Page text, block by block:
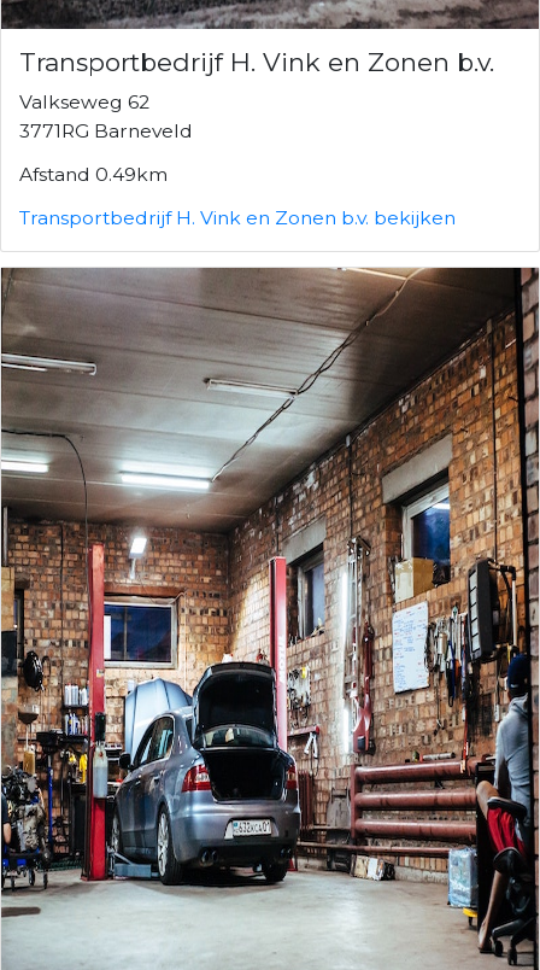
Transportbedrijf H. Vink en Zonen b.v.
Valkseweg 62
3771RG Barneveld
Afstand 0.49km
Transportbedrijf H. Vink en Zonen b.v. bekijken